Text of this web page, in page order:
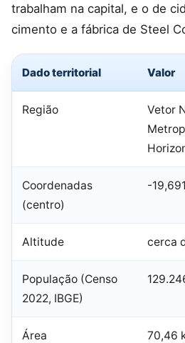
trabalham na capital, e o de
cimento e a fábrica de Steel
Dado territorial Valor
Região
Vetor
Coordenadas
(centro)
-
Altitude cerca
População (Censo
2022, IBGE)
Área 70,46